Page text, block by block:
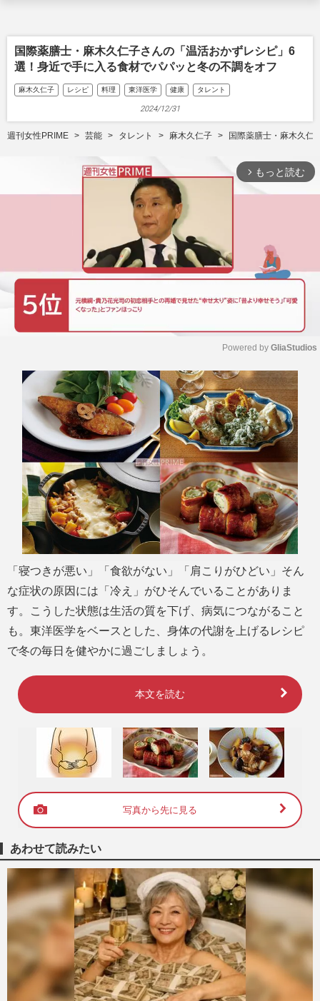
国際薬膳士・麻木久仁子さんの「温活おかずレシピ」6
選！身近で手に入る食材でパパッと冬の不調をオフ
麻木久仁子 レシピ 料理 東洋医学 健康 タレント
2024/12/31
週刊女性PRIME 芸能 タレント 麻木久仁子 国際薬膳士・麻木久仁
arrow_forward_ios もっと読む
M
u
t
e
Powered by GliaStudios
「寝つきが悪い」「食欲がない」「肩こりがひどい」そん
な症状の原因には「冷え」がひそんでいることがありま
す。こうした状態は生活の質を下げ、病気につながること
も。東洋医学をベースとした、身体の代謝を上げるレシピ
で冬の毎日を健やかに過ごしましょう。
本文を読む
写真から先に見る
あわせて読みたい